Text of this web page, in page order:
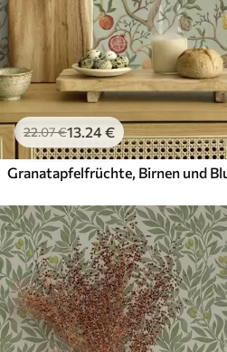
45 .00 27 .00€/m²
Premium
56.6734.00€/m²
Premium-Vinyl
65.0039.00 € /m²
22.07€13.24€